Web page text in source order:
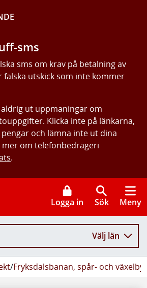
sms
sms om krav på betalning av
utskick som inte kommer
ut uppmaningar om
Klicka inte på länkarna,
och lämna inte ut dina
om telefonbedrägeri
.
Logga in Sök Meny
Välj län
/Fryksdalsbanan, spår- och